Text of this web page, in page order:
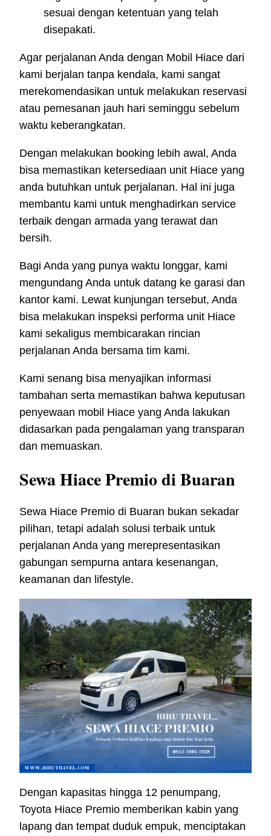
sesuai dengan ketentuan yang telah
disepakati.
Agar perjalanan Anda dengan Mobil Hiace dari
kami berjalan tanpa kendala, kami sangat
merekomendasikan untuk melakukan reservasi
atau pemesanan jauh hari seminggu sebelum
waktu keberangkatan.
Dengan melakukan booking lebih awal, Anda
bisa memastikan ketersediaan unit Hiace yang
anda butuhkan untuk perjalanan. Hal ini juga
membantu kami untuk menghadirkan service
terbaik dengan armada yang terawat dan
bersih.
Bagi Anda yang punya waktu longgar, kami
mengundang Anda untuk datang ke garasi dan
kantor kami. Lewat kunjungan tersebut, Anda
bisa melakukan inspeksi performa unit Hiace
kami sekaligus membicarakan rincian
perjalanan Anda bersama tim kami.
Kami senang bisa menyajikan informasi
tambahan serta memastikan bahwa keputusan
penyewaan mobil Hiace yang Anda lakukan
didasarkan pada pengalaman yang transparan
dan memuaskan.
Sewa Hiace Premio di Buaran
Sewa Hiace Premio di Buaran bukan sekadar
pilihan, tetapi adalah solusi terbaik untuk
perjalanan Anda yang merepresentasikan
gabungan sempurna antara kesenangan,
keamanan dan lifestyle.
Dengan kapasitas hingga 12 penumpang,
Toyota Hiace Premio memberikan kabin yang
lapang dan tempat duduk empuk, menciptakan